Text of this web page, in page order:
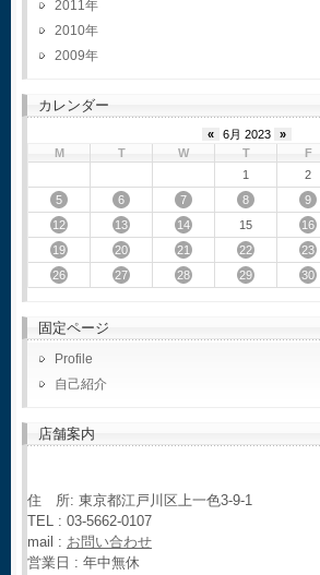
2011
2010
2009
カレンダー
« 6月 2023
»
M
T W T F
1
2
5
6 7 8 9
12
13 14 15 16
19
20 21 22 23
26
27 28 29 30
固定ページ
Profile
自己紹介
店舗案内
住 所: 東京都江戸川区上一色3-9-1
TEL : 03-5662-0107
mail : お問い合わせ
営業日 : 年中無休